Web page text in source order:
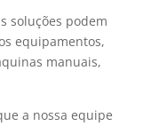
soluções podem
equipamentos,
manuais,
a nossa equipe